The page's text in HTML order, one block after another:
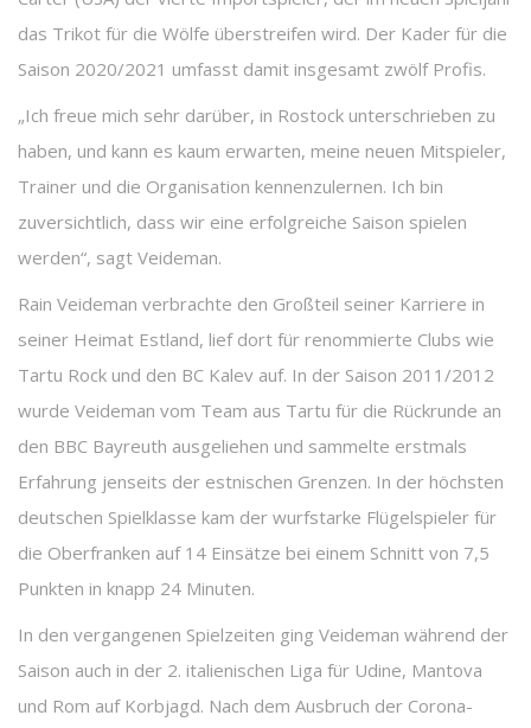
das Trikot für die Wölfe überstreifen wird. Der Kader für die
Saison 2020/2021 umfasst damit insgesamt zwölf Profis.
„Ich freue mich sehr darüber, in Rostock unterschrieben zu
haben, und kann es kaum erwarten, meine neuen Mitspieler,
Trainer und die Organisation kennenzulernen. Ich bin
zuversichtlich, dass wir eine erfolgreiche Saison spielen
werden“, sagt Veideman.
Rain Veideman verbrachte den Großteil seiner Karriere in
seiner Heimat Estland, lief dort für renommierte Clubs wie
Tartu Rock und den BC Kalev auf. In der Saison 2011/2012
wurde Veideman vom Team aus Tartu für die Rückrunde an
den BBC Bayreuth ausgeliehen und sammelte erstmals
Erfahrung jenseits der estnischen Grenzen. In der höchsten
deutschen Spielklasse kam der wurfstarke Flügelspieler für
die Oberfranken auf 14 Einsätze bei einem Schnitt von 7,5
Punkten in knapp 24 Minuten.
In den vergangenen Spielzeiten ging Veideman während der
Saison auch in der 2. italienischen Liga für Udine, Mantova
und Rom auf Korbjagd. Nach dem Ausbruch der Corona-